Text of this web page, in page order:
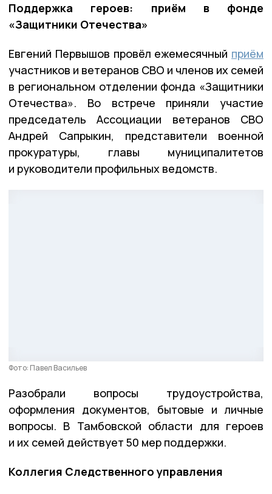
Поддержка героев: приём в фонде
«Защитники Отечества»
Евгений Первышов провёл ежемесячный приём
участников и ветеранов СВО и членов их семей
в региональном отделении фонда «Защитники
Отечества». Во встрече приняли участие
председатель Ассоциации ветеранов СВО
Андрей Сапрыкин, представители военной
прокуратуры, главы муниципалитетов
и руководители профильных ведомств.
Фото: Павел Васильев
Разобрали вопросы трудоустройства,
оформления документов, бытовые и личные
вопросы. В Тамбовской области для героев
и их семей действует 50 мер поддержки.
Коллегия Следственного управления